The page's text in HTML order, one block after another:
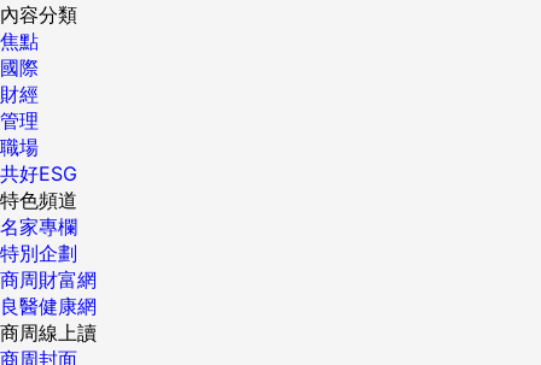
內容分類
焦點
國際
財經
管理
職場
共好ESG
特色頻道
名家專欄
特別企劃
商周財富網
良醫健康網
商周線上讀
商周封面